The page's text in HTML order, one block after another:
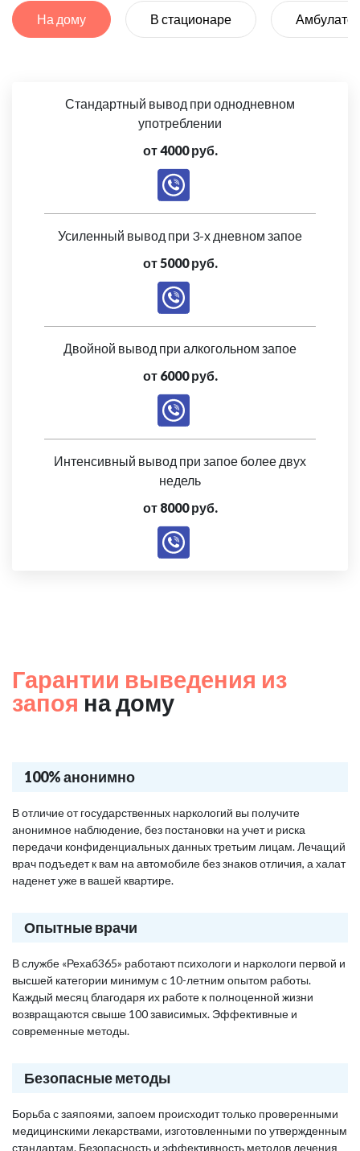
На дому В стационаре
Стандартный вывод при однодневном
употреблении
от 4000 руб.
Усиленный вывод при 3-х дневном запое
от 5000 руб.
Двойной вывод при алкогольном запое
от 6000 руб.
Интенсивный вывод при запое более двух
недель
от 8000 руб.
Гарантии выведения из
запоя на дому
100% анонимно
В отличие от государственных наркологий вы получите
анонимное наблюдение, без постановки на учет и риска
передачи конфиденциальных данных третьим лицам. Лечащий
врач подъедет к вам на автомобиле без знаков отличия, а халат
наденет уже в вашей квартире.
Опытные врачи
В службе «Рехаб365» работают психологи и наркологи первой и
высшей категории минимум с 10-летним опытом работы.
Каждый месяц благодаря их работе к полноценной жизни
возвращаются свыше 100 зависимых. Эффективные и
современные методы.
Безопасные методы
Борьба с заяпоями, запоем происходит только проверенными
медицинскими лекарствами, изготовленными по утвержденным
стандартам. Безопасность и эффективность методов лечения